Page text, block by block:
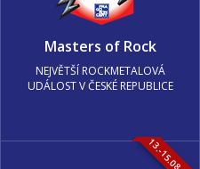
Masters of Rock
NEJVĚTŠÍ ROCKMETALOVÁ
UDÁLOST V ČESKÉ REPUBLICE